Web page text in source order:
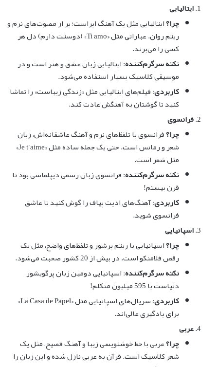
ایتالیایی
چرا؟ایتالیایی مثل یک آهنگ اپراست؛ پر از مصوت‌های نرم و
ریتم روان. عباراتی مثل «Ti amo» (دوستت دارم) دل هر
کسی را می‌برند.
نکته سرگرم‌کننده: ایتالیایی زبان عشق و هنر است و در
موسیقی کلاسیک بسیار استفاده می‌شود.
کاربردی: فیلم‌های ایتالیایی مثل «زندگی زیباست» را تماشا
کنید تا گوشتان به آهنگش عادت کند.
فرانسوی
چرا؟فرانسوی با تلفظ‌های نرم و آهنگ عاشقانه‌اش، زبان
شعر و رمانس است. حتی یک جمله ساده مثل «Je t’aime»
مثل شعر است.
نکته سرگرم‌کننده: فرانسوی زبان رسمی دیپلماسی بود تا
قرن بیستم!
کاربردی: آهنگ‌های ادیت پیاف را گوش کنید تا عاشق
فرانسوی شوید.
اسپانیایی
چرا؟اسپانیایی با ریتم پرشور و تلفظ‌های واضح، مثل یک
رقص فلامنکو است. در بیش از 20 کشور صحبت می‌شود.
نکته سرگرم‌کننده: اسپانیایی دومین زبان پرگویشور
دنیاست با 595 میلیون متکلم!
کاربردی
: سریال‌های اسپانیایی مثل «La Casa de Papel»
برای یادگیری عالی‌اند.
عربی
چرا؟عربی با خط خوشنویسی زیبا و آهنگ فصیح، مثل یک
شعر کلاسیک است. قرآن به عربی نازل شده و این زبان را